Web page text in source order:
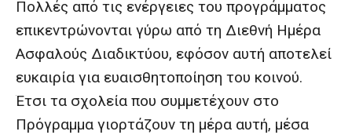
Πολλές από τις ενέργειες του προγράμματος
επικεντρώνονται γύρω από τη Διεθνή Ημέρα
Ασφαλούς Διαδικτύου, εφόσον αυτή αποτελεί
ευκαιρία για ευαισθητοποίηση του κοινού.
Έτσι τα σχολεία που συμμετέχουν στο
Πρόγραμμα γιορτάζουν τη μέρα αυτή, μέσα